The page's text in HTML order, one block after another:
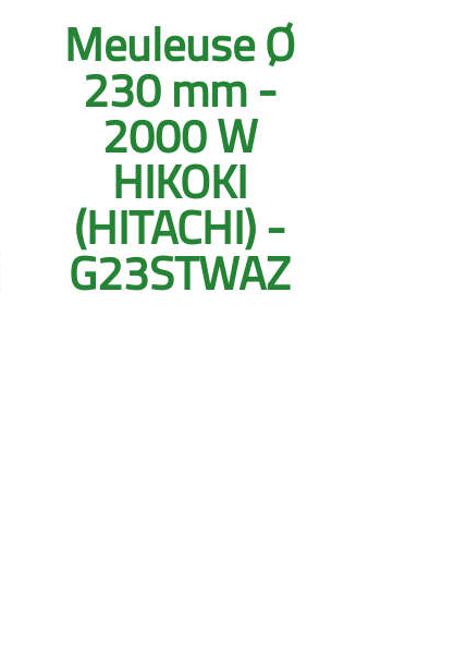
Meuleuse Ø
230 mm -
2000 W
HIKOKI
(HITACHI) -
G23STWAZ